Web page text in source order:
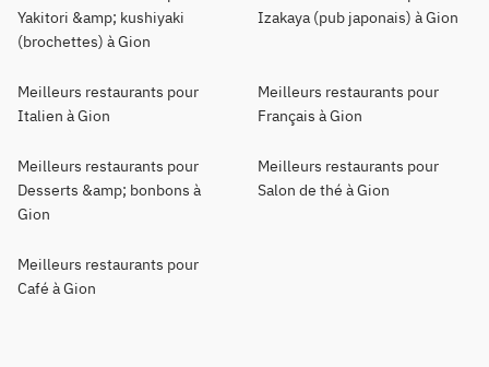
Yakitori &amp; kushiyaki
(brochettes) à Gion
Izakaya (pub japonais) à Gion
Meilleurs restaurants pour
Italien à Gion
Meilleurs restaurants pour
Français à Gion
Meilleurs restaurants pour
Desserts &amp; bonbons à
Gion
Meilleurs restaurants pour
Salon de thé à Gion
Meilleurs restaurants pour
Café à Gion